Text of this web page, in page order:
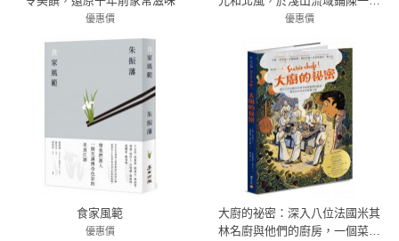
優惠價
79折 442元
客家菜
優惠價
食家風範
優惠價
大廚的祕密：深入八位法國米其
林名廚與他們的廚房，一個菜鳥